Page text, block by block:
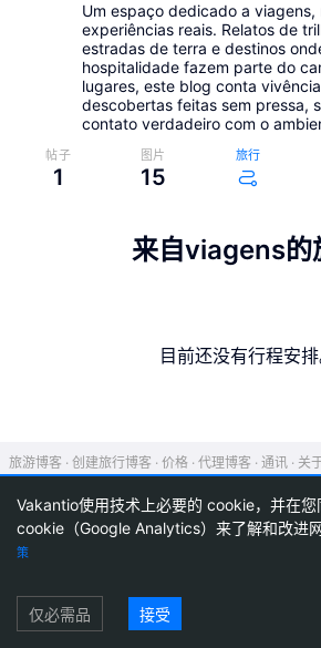
viagens
viagens
Um espaço dedicado a viagens,
experiências reais. Relatos de
estradas de terra e destinos
hospitalidade fazem parte do
lugares, este blog conta
descobertas feitas sem pressa,
contato verdadeiro com o
帖子
1
图片
15
旅行
来自viagens的
目前还没有行程安排
Vakantio使用技术上必要的 cookie，并在
cookie（Google Analytics）来了解和改进网
策
仅必需品 接受
旅游博客 创建旅行博客 价格 代理博客 通讯 关